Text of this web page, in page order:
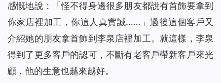
感慨地說：「怪不得身邊很多朋友都說有首飾要拿到
你家店裡加工，你這人真實誠……」過後這個客戶又
介紹她的朋友拿首飾到李泉店裡加工。就這樣，李泉
得到了更多客戶的認可，不斷有老客戶帶新客戶來光
顧，他的生意也越來越好。